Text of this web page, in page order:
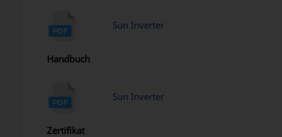
Sun Inverter
Handbuch
Sun Inverter
Zertifikat